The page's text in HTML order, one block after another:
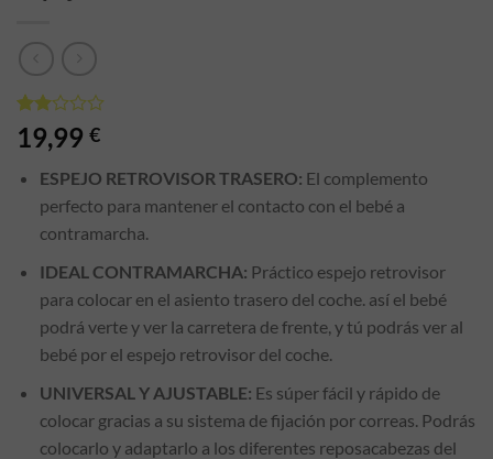
Valorado
con
5 en
base
2
valoraciones
clientes
19,99 €
ESPEJO RETROVISOR TRASERO: El complemento
perfecto para mantener el contacto con el bebé a
contramarcha.
IDEAL CONTRAMARCHA: Práctico espejo retrovisor
para colocar en el asiento trasero del coche. así el bebé
podrá verte y ver la carretera de frente, y tú podrás ver al
bebé por el espejo retrovisor del coche.
UNIVERSAL Y AJUSTABLE: Es súper fácil y rápido de
colocar gracias a su sistema de fijación por correas. Podrás
colocarlo y adaptarlo a los diferentes reposacabezas del